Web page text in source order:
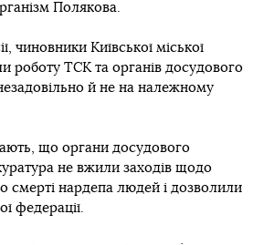
Полякова.
чиновники Київської міської
роботу ТСК та органів досудового
й не на належному
що органи досудового
не вжили заходів щодо
смерті нардепа людей і дозволили
федерації.